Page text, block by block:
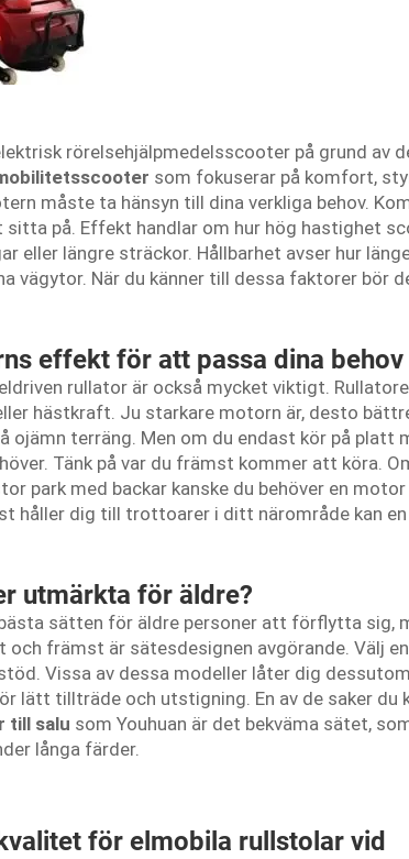
rörelsehjälpmedelsscooter på grund av
som fokuserar på komfort,
måste ta hänsyn till dina verkliga behov.
på. Effekt handlar om hur hög hastighet
eller längre sträckor. Hållbarhet avser hur
vägytor. När du känner till dessa faktorer bör
effekt för att passa dina behov
rullator är också mycket viktigt.
hästkraft. Ju starkare motorn är, desto
ojämn terräng. Men om du endast kör på platt
Tänk på var du främst kommer att köra.
park med backar kanske du behöver en
håller dig till trottoarer i ditt närområde kan
utmärkta för äldre?
sätten för äldre personer att förflytta sig,
och främst är sätesdesignen avgörande. Välj
Vissa av dessa modeller låter dig
lätt tillträde och utstigning. En av de saker du
till salu som Youhuan är det bekväma sätet,
långa färder.
för elmobila rullstolar vid